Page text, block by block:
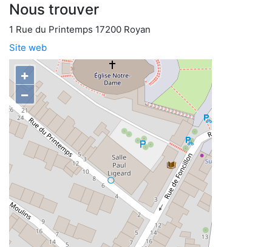
Nous trouver
1 Rue du Printemps 17200 Royan
Site web
+
−